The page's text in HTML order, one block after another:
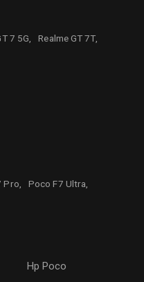
7 5G,
Realme GT 7T,
Pro,
Poco F7 Ultra,
Hp Poco